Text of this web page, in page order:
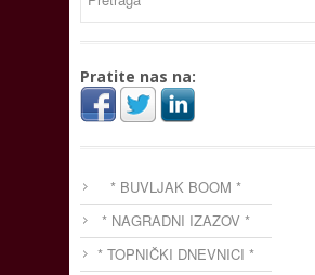
Pratite nas na:
* BUVLJAK BOOM *
* NAGRADNI IZAZOV *
* TOPNIČKI DNEVNICI *